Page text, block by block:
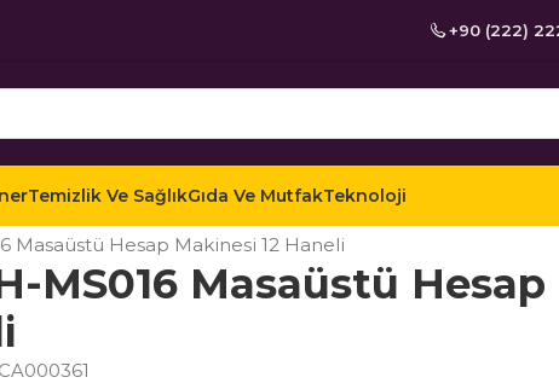
+90 (222)
Temizlik Ve SağlıkGıda Ve MutfakTeknoloji
Masaüstü Hesap Makinesi 12 Haneli
MS016 Masaüstü Hesap